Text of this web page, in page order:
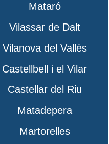
Mataró
Vilassar de Dalt
Vilanova del Vallès
Castellbell i el Vilar
Castellar del Riu
Matadepera
Martorelles